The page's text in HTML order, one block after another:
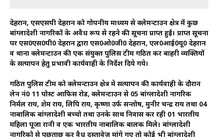
देहरादून, एसएसपी देहरादून को गोपनीय माध्यम से क्लेमन्टाउन क्षेत्र में कुछ
बांग्लादेशी नागरिकों के अवैध रूप से रहने की सूचना प्राप्त हुई। प्राप्त सूचना
पर एस0एस0पी0 देहरादून द्वारा एस0ओ0जी0 देहरादून, एल0आई0यू0 देहरादून
व थाना क्लेमन्टाउन की एक संयुक्त पुलिस टीम गठित कर बाहरी व्यक्तियों
के सत्यापन हेतु प्रभावी कार्यवाही के निर्देश दिये गये।
गठित पुलिस टीम को क्लेमन्टाउन क्षेत्र मे सत्यापन की कार्यवाही के दौरान
लेन नं0 11 पोस्ट आफिस रोड, क्लेमन्टाउन से 05 बांग्लादेशी नागरिक
निर्मल राय, शेम राय, लिपि राय, कृष्णा उर्फ सन्तोष, मुनीर चन्द्र राय तथा 04
नाबालिक बांग्लादेशी बच्चो तथा उनके साथ निवास कर रही 01 भारतीय
महिला पूजा रानी व एक भारतीय नाबालिक बालक मिले। बांग्लादेशी